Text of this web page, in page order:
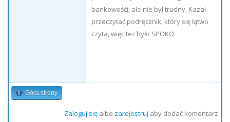
bankowośći, ale nie był trudny. Kazał
przeczytać podręcznik, który się łątwo
czyta, więc też było SPOKO.
Góra strony
Zaloguj sięalbo zarejestruj aby dodać komentarz